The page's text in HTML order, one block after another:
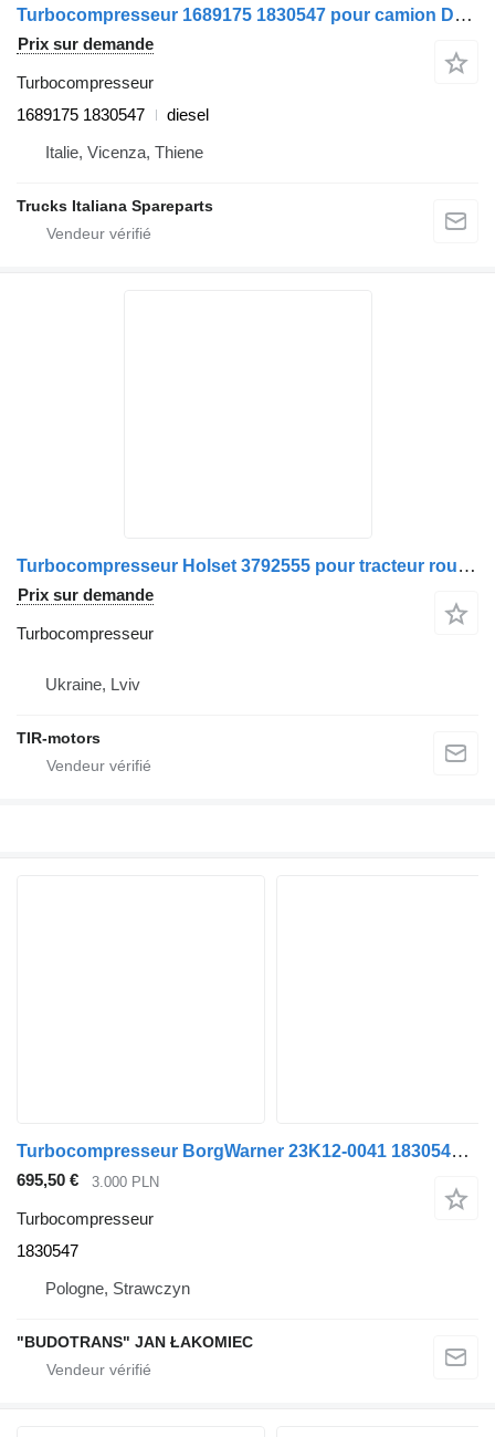
Turbocompresseur 1689175 1830547 pour camion DAF XF105
Prix sur demande
Turbocompresseur
1689175 1830547
diesel
Italie, Vicenza, Thiene
Trucks Italiana Spareparts
Turbocompresseur Holset 3792555 pour tracteur routier DAF 106
Prix sur demande
Turbocompresseur
Ukraine, Lviv
TIR-motors
Turbocompresseur BorgWarner 23K12-0041 1830547 pour camion DAF 105
695,50 € 3.000 PLN
Turbocompresseur
1830547
Pologne, Strawczyn
"BUDOTRANS" JAN ŁAKOMIEC